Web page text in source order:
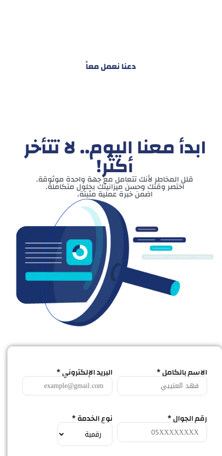
دعنا نعمل معاً
ابدأ معنا اليوم.. لا تتأخر
أكثر!
قلل المخاطر لأنك تتعامل مع جهة واحدة موثوقة.
اختصر وقتك وحسن ميزانيتك بحلول متكاملة.
اضمن خبرة عملية مثبتة.
الاسم بالكامل * البريد الإلكتروني *
رقم الجوال * نوع الخدمة *